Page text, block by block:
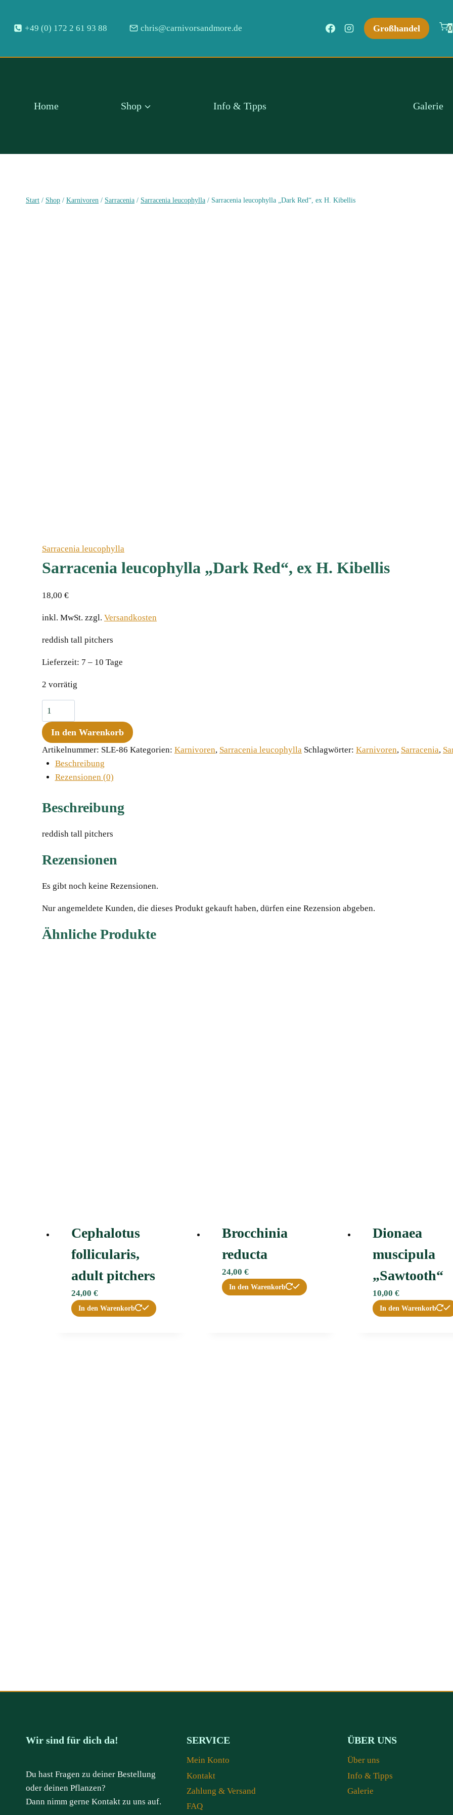
springen
+49 (0) 172 2 61 93 88 chris@carnivorsandmore.de Großhandel 0
Home Shop Info & Tipps Galerie
Start / Shop / Karnivoren / Sarracenia / Sarracenia leucophylla / Sarracenia leucophylla „Dark Red“, ex H. Kibellis
Sarracenia leucophylla
Sarracenia leucophylla „Dark Red“, ex H. Kibellis
18,00 €
inkl. MwSt. zzgl. Versandkosten
reddish tall pitchers
Lieferzeit: 7 – 10 Tage
2 vorrätig
Sarracenia
leucophylla
"Dark
Red",
ex
H.
Menge
In den Warenkorb
Artikelnummer: SLE-86 Kategorien: Karnivoren, Sarracenia leucophylla Schlagwörter: Karnivoren, Sarracenia,
Beschreibung
Rezensionen (0)
Beschreibung
reddish tall pitchers
Rezensionen
Es gibt noch keine Rezensionen.
Nur angemeldete Kunden, die dieses Produkt gekauft haben, dürfen eine Rezension abgeben.
Ähnliche Produkte
Cephalotus
follicularis,
adult pitchers
24,00 €
In den Warenkorb
Brocchinia
reducta
24,00 €
In den Warenkorb
Dionaea
muscipula
„Sawtooth“
10,00 €
In den Warenkorb
Wir sind für dich da!
Du hast Fragen zu deiner Bestellung
oder deinen Pflanzen?
Dann nimm gerne Kontakt zu uns auf.
SERVICE
Mein Konto
Kontakt
Zahlung & Versand
FAQ
ÜBER UNS
Über uns
Info & Tipps
Galerie